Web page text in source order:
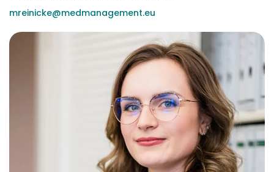
mreinicke@medmanagement.eu